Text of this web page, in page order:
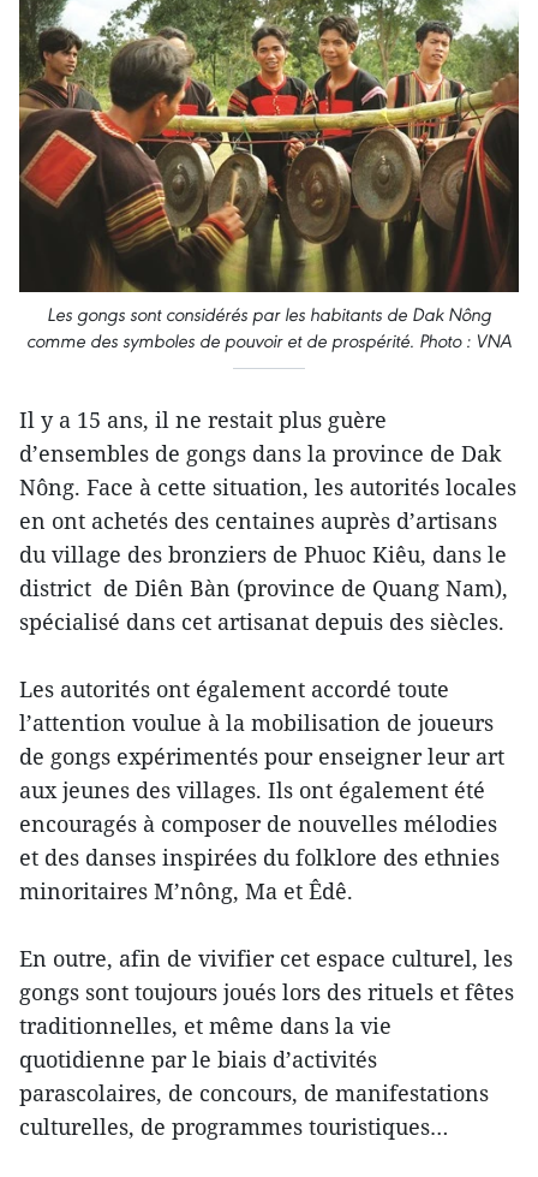
Les gongs sont considérés par les habitants de Dak Nông
comme des symboles de pouvoir et de prospérité. Photo : VNA
Il y a 15 ans, il ne restait plus guère
d’ensembles de gongs dans la province de Dak
Nông. Face à cette situation, les autorités locales
en ont achetés des centaines auprès d’artisans
du village des bronziers de Phuoc Kiêu, dans le
district de Diên Bàn (province de Quang Nam),
spécialisé dans cet artisanat depuis des siècles.
Les autorités ont également accordé toute
l’attention voulue à la mobilisation de joueurs
de gongs expérimentés pour enseigner leur art
aux jeunes des villages. Ils ont également été
encouragés à composer de nouvelles mélodies
et des danses inspirées du folklore des ethnies
minoritaires M’nông, Ma et Êdê.
En outre, afin de vivifier cet espace culturel, les
gongs sont toujours joués lors des rituels et fêtes
traditionnelles, et même dans la vie
quotidienne par le biais d’activités
parascolaires, de concours, de manifestations
culturelles, de programmes touristiques…